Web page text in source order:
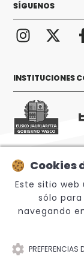
SÍGUENOS
INSTITUCIONES
© 2026
Cookies
Este sitio
sólo
navegando
PREFERENCIAS